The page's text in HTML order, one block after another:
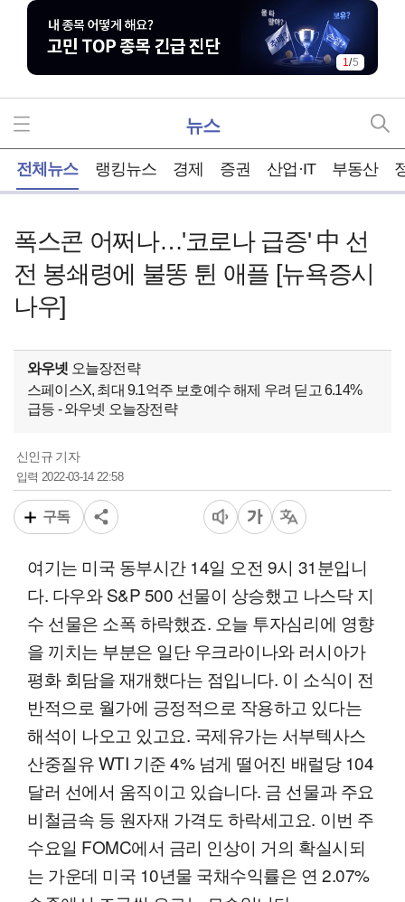
2/5
뉴스
전체뉴스 랭킹뉴스 경제 증권 산업·IT 부동산
폭스콘 어쩌나…'코로나 급증' 中 선
전 봉쇄령에 불똥 튄 애플 [뉴욕증시
나우]
와우넷 오늘장전략
스페이스X, 최대 9.1억주 보호예수 해제 우려 딛고 6.14%
급등 - 와우넷 오늘장전략
신인규 기자
입력2022-03-14 22:58
구독
여기는 미국 동부시간 14일 오전 9시 31분입니
다. 다우와 S&P 500 선물이 상승했고 나스닥 지
수 선물은 소폭 하락했죠. 오늘 투자심리에 영향
을 끼치는 부분은 일단 우크라이나와 러시아가
평화 회담을 재개했다는 점입니다. 이 소식이 전
반적으로 월가에 긍정적으로 작용하고 있다는
해석이 나오고 있고요. 국제유가는 서부텍사스
산중질유 WTI 기준 4% 넘게 떨어진 배럴당 104
달러 선에서 움직이고 있습니다. 금 선물과 주요
비철금속 등 원자재 가격도 하락세고요. 이번 주
수요일 FOMC에서 금리 인상이 거의 확실시되
는 가운데 미국 10년물 국채수익률은 연 2.07%